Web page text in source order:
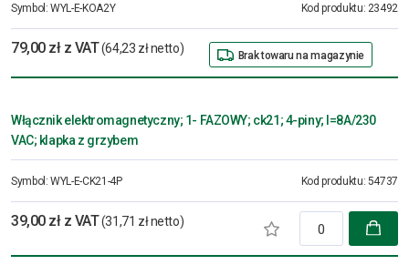
Symbol:WYL-E-KOA2Y Kod produktu: 23492
79,00 zł z VAT(64,23 zł netto) Brak towaru na magazynie
Włącznik elektromagnetyczny; 1- FAZOWY; ck21; 4-piny; I=8A/230
VAC; klapka z grzybem
Symbol:WYL-E-CK21-4P Kod produktu: 54737
39,00 zł z VAT(31,71 zł netto)